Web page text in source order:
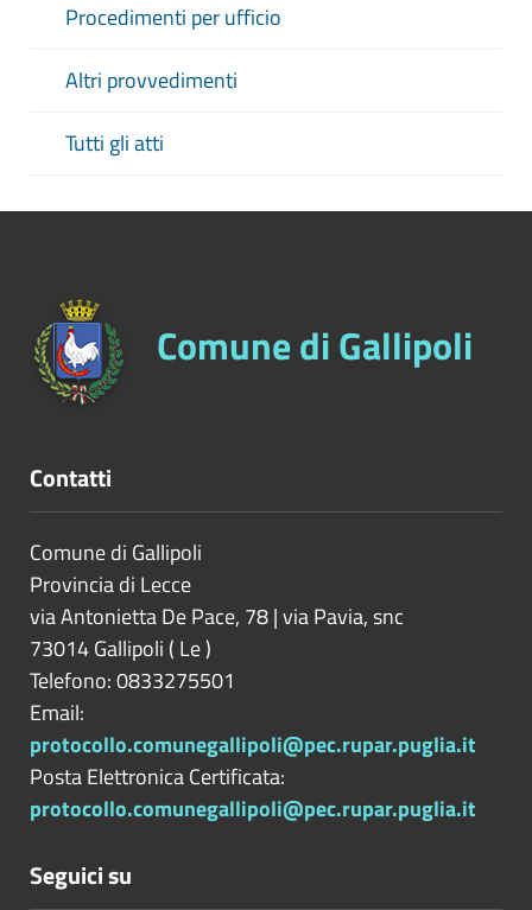
Procedimenti per ufficio
Altri provvedimenti
Tutti gli atti
Comune di Gallipoli
Contatti
Comune di Gallipoli
Provincia di Lecce
via Antonietta De Pace, 78 | via Pavia, snc
73014Gallipoli ( Le)
Telefono: 0833275501
Email:
protocollo.comunegallipoli@pec.rupar.puglia.it
Posta Elettronica Certificata:
protocollo.comunegallipoli@pec.rupar.puglia.it
Seguici su